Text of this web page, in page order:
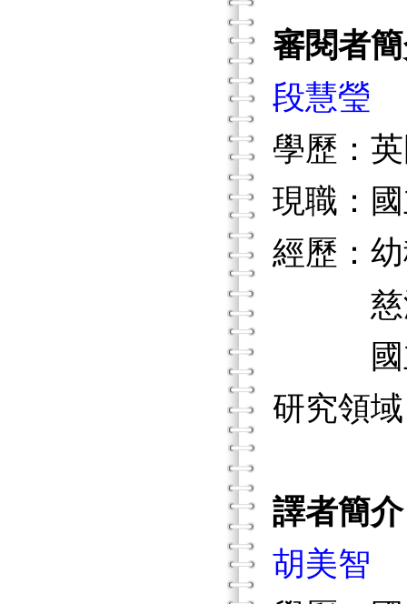
審閱者
段慧瑩
學歷：
現職：
經歷：
慈濟
國立
研究領
譯者簡介
胡美智